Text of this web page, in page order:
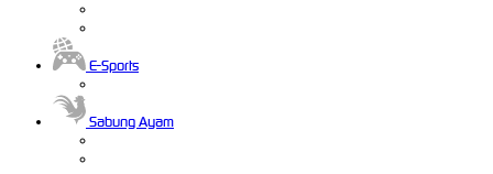
E-Sports
Sabung Ayam